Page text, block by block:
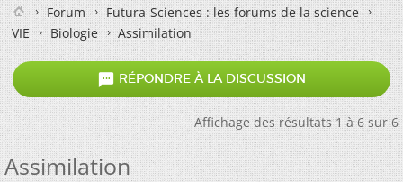
Forum
Futura-Sciences : les forums de la science
VIE
Biologie Assimilation
 RÉPONDRE À LA DISCUSSION
Affichage des résultats 1 à 6 sur 6
Assimilation